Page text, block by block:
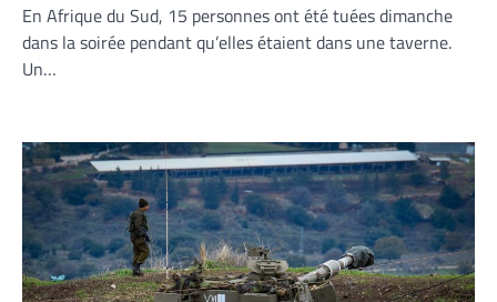
En Afrique du Sud, 15 personnes ont été tuées dimanche
dans la soirée pendant qu’elles étaient dans une taverne.
Un…